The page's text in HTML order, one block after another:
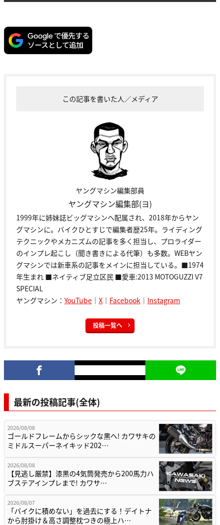
この記事を書いた人／メディア
ヤングマシン編集部員
ヤングマシン編集部(ヨ)
1999年に姉妹誌ビッグマシンへ配属され、2018年からヤン
グマシンに。バイクひとすじで編集者歴25年。ライディング
テクニックやメカニズムの記事を多く担当し、プロライダー
のインプレ起こし（聞き書きによる代筆）も多数。WEBヤン
グマシンでは新車系の記事をメインに担当している。■1974
年生まれ ■ネイティブ足立区民 ■愛車:2013 MOTOGUZZI V7
SPECIAL
ヤングマシン： YouTube ｜ X ｜ Facebook ｜ Instagram
投稿一覧へ
最新の投稿記事(全体)
2026/08/08
ゴールドフレームからシックな黒へ! カワサキの
ミドルスーパーネイキッド202…
2026/08/08
【見逃し厳禁】漆黒の4気筒発売から200馬力ハ
ブステアインプレまで! カワサ…
2026/08/07
「バイクに積めない」を過去にする！デイトナ
から肘掛け＆高さ調整枕つきの極上ハ…